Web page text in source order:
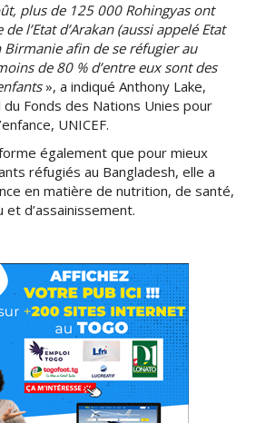
plus de 125 000 Rohingyas ont
l’Etat d’Arakan (aussi appelé Etat
afin de se réfugier au
de 80 % d’entre eux sont des
», a indiqué Anthony Lake,
Fonds des Nations Unies pour
UNICEF.
également que pour mieux
réfugiés au Bangladesh, elle a
en matière de nutrition, de santé,
et d’assainissement.